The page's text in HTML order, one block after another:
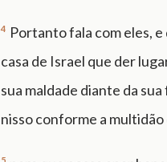
4 Portanto fala com eles,
casa de Israel que der
sua maldade diante da
nisso conforme a multidão